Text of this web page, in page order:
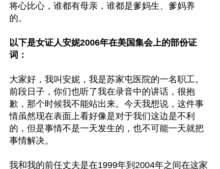
将心比心，谁都有母亲，谁都是爹妈生、爹妈养
的。
以下是女证人安妮2006年在美国集会上的部份证
词：
大家好，我叫安妮，我是苏家屯医院的一名职工。
前段日子，你们也听了我在录音中的讲话，很抱
歉，那个时候我不能站出来。今天我想说，这件事
情虽然现在表面上看好像是对于我们这边是不利
的，但是事情不是一天发生的，也不可能一天就把
事情解决。
我和我的前任丈夫是在1999年到2004年之间在这家